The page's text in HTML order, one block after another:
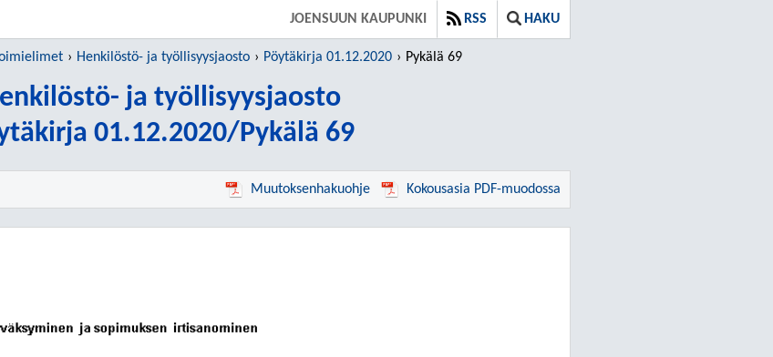
JOENSUUN KAUPUNKI RSS HAKU
Henkilöstö- ja työllisyysjaosto Pöytäkirja 01.12.2020 Pykälä 69
ja työllisyysjaosto
01.12.2020/Pykälä 69
Muutoksenhakuohje Kokousasia PDF-muodossa